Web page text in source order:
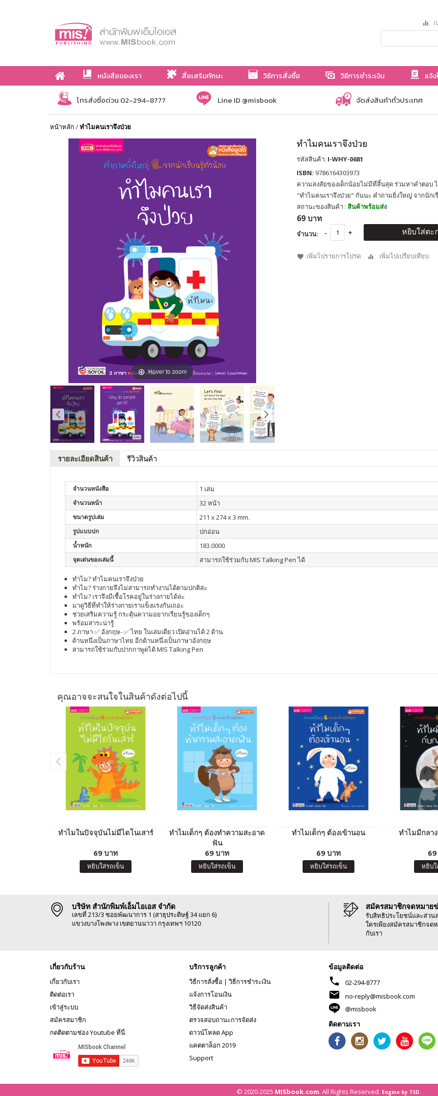
หนังสือของเรา สื่อเสริมทักษะ วิธีการสั่งซื้อ วิธีการชำระเงิน แจ้
เกี่ยวกับเรา
โทรสั่งซื้อด่วน 02-294-8777 Line ID @misbook จัดส่งสินค้าทั่วประเทศ
หน้าหลัก /ทำไมคนเราจึงป่วย
Hover to zoom
ทำไมคนเราจึงป่วย
รหัสสินค้า: I-WHY-0681
ISBN: 9786164303973
ความสงสัยของเด็กน้อยไม่มีที่สิ้นสุด ร่วมหาคำตอบ
"ทำไมคนเราจึงป่วย" กันนะ คำถามยิ่งใหญ่ จากนักเ
สถานะของสินค้า : สินค้าพร้อมส่ง
69 บาท
จำนวน: หยิบใส่ตะ
เพิ่มไปรายการโปรด เพิ่มไปเปรียบเทียบ
รายละเอียดสินค้า รีวิวสินค้า
จำนวนหนังสือ 1 เล่ม
จำนวนหน้า 32 หน้า
ขนาดรูปเล่ม 211 x 274 x 3 mm.
รูปแบบปก ปกอ่อน
น้ำหนัก 183.0000
จุดเด่นของเล่มนี้ สามารถใช้ร่วมกับ MIS Talking Pen ได้
ทำไม? ทำไมคนเราจึงป่วย
ทำไม? ร่างกายจึงไม่สามารถทำงานได้ตามปกติล่ะ
ทำไม? เราจึงมีเชื้อโรคอยู่ในร่างกายได้ล่ะ
มาดูวิธีที่ทำให้ร่างกายเราแข็งเเรงกันเถอะ
ช่วยเสริมความรู้ กระตุ้นความอยากเรียนรู้ของเด็กๆ
พร้อมสาระน่ารู้
2 ภาษา ✅ อังกฤษ- ✅ ไทย ในเล่มเดียว เปิดอ่านได้ 2 ด้าน
ด้านหนึ่งเป็นภาษาไทย อีกด้านหนึ่งเป็นภาษาอังกฤษ
สามารถใช้ร่วมกับปากกาพูดได้ MIS Talking Pen
คุณอาจจะสนใจในสินค้าดังต่อไปนี้
ทำไมในปัจจุบันไม่มีไดโนเสาร์
69 บาท
หยิบใส่รถเข็น
ทำไมเด็กๆ ต้องทำความสะอาด
ฟัน
69 บาท
หยิบใส่รถเข็น
ทำไมเด็กๆ ต้องเข้านอน
69 บาท
หยิบใส่รถเข็น
ทำไมมีกลา
หยิบใ
บริษัท สำนักพิมพ์เอ็มไอเอส จำกัด
เลขที่ 213/3 ซอยพัฒนาการ 1 (สาธุประดิษฐ์ 34 แยก 6)
แขวงบางโพงพาง เขตยานนาวา กรุงเทพฯ 10120
สมัครสมาชิกจดหมาย
รับสิทธิประโยชน์และส่วน
ใครเพียงสมัครสมาชิกจด
กับเรา
เกี่ยวกับร้าน
เกี่ยวกับเรา
ติดต่อเรา
เข้าสู่ระบบ
สมัครสมาชิก
กดติดตามช่อง Youtube ที่นี่
บริการลูกค้า
วิธีการสั่งซื้อ | วิธีการชำระเงิน
แจ้งการโอนเงิน
วิธีจัดส่งสินค้า
ตรวจสอบถานะการจัดส่ง
ดาวน์โหลด App
แคตตาล็อก 2019
Support
ข้อมูลติดต่อ
phone 02-294-8777
mail
no-reply@misbook.com
@misbook
ติดตามเรา
© 2020-2025 MISbook.com. All Rights Reserved. Engine by TSD.